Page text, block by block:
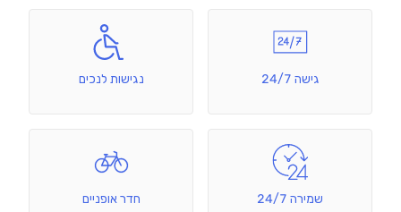
גישה 24/7 נגישות לנכים
שמירה 24/7 חדר אופניים